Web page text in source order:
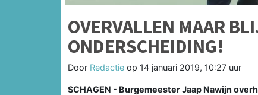
OVERVALLEN MAAR
ONDERSCHEIDING!
Door Redactie op 14 januari 2019, 10:27 uur
SCHAGEN - Burgemeester Jaap Nawijn